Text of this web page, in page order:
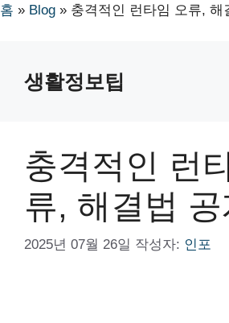
홈 » Blog » 충격적인 런타임 오류, 해
생활정보팁
충격적인 런
류, 해결법 공
2025년 07월 26일 작성자: 인포